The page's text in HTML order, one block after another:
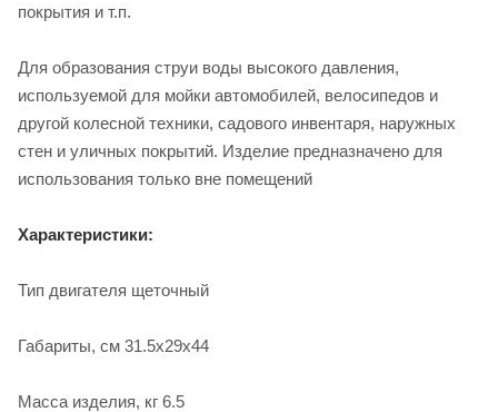
покрытия и т.п.
Для образования струи воды высокого давления,
используемой для мойки автомобилей, велосипедов и
другой колесной техники, садового инвентаря, наружных
стен и уличных покрытий. Изделие предназначено для
использования только вне помещений
Характеристики:
Тип двигателя щеточный
Габариты, см 31.5x29x44
Масса изделия, кг 6.5